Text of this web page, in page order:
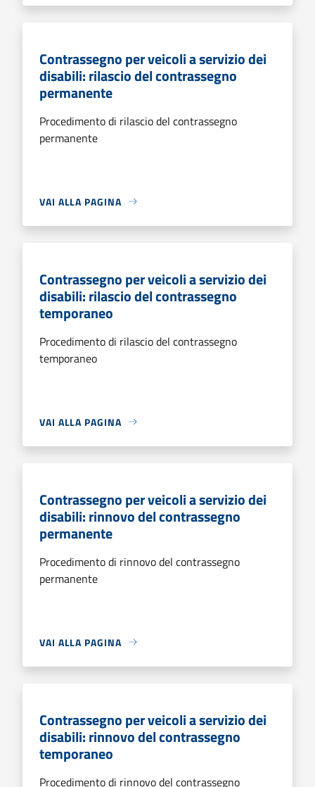
Contrassegno per veicoli a servizio dei
disabili: rilascio del contrassegno
permanente
Procedimento di rilascio del contrassegno
permanente
VAI ALLA PAGINA
Contrassegno per veicoli a servizio dei
disabili: rilascio del contrassegno
temporaneo
Procedimento di rilascio del contrassegno
temporaneo
VAI ALLA PAGINA
Contrassegno per veicoli a servizio dei
disabili: rinnovo del contrassegno
permanente
Procedimento di rinnovo del contrassegno
permanente
VAI ALLA PAGINA
Contrassegno per veicoli a servizio dei
disabili: rinnovo del contrassegno
temporaneo
Procedimento di rinnovo del contrassegno